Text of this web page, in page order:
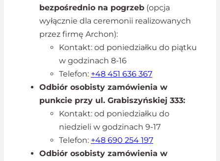
bezpośrednio na pogrzeb (opcja
wyłącznie dla ceremonii realizowanych
przez firmę Archon):
Kontakt: od poniedziałku do piątku
w godzinach 8-16
Telefon: +48 451 636 367
Odbiór osobisty zamówienia w
punkcie przy ul. Grabiszyńskiej 333:
Kontakt: od poniedziałku do
niedzieli w godzinach 9-17
Telefon: +48 690 254 197
Odbiór osobisty zamówienia w